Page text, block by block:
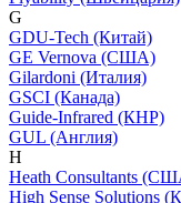
G
GDU-Tech (Китай)
GE Vernova (США)
Gilardoni (Италия)
GSCI (Канада)
Guide-Infrared (КНР)
GUL (Англия)
H
Heath Consultants
High Sense Solutions